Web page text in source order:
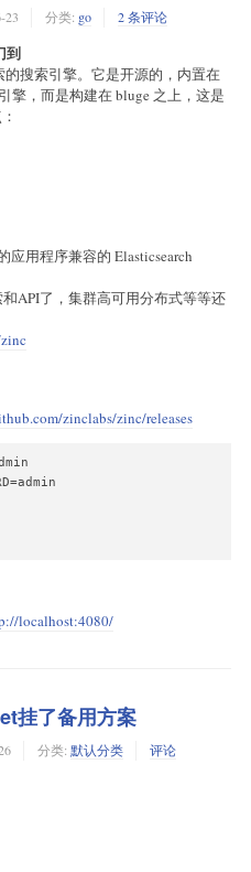
23 分类: go 2 条评论
到
搜索引擎。它是开源的，内置在
擎，而是构建在 bluge 之上，这是
应用程序兼容的 Elasticsearch
API了，集群高可用分布式等等还
zinclabs/zinc/releases
localhost:4080/
挂了备用方案
分类: 默认分类 评论